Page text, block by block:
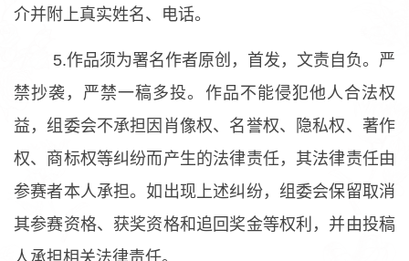
介并附上真实姓名、电话。
5.作品须为署名作者原创，首发，文责自负。严
禁抄袭，严禁一稿多投。作品不能侵犯他人合法权
益，组委会不承担因肖像权、名誉权、隐私权、著作
权、商标权等纠纷而产生的法律责任，其法律责任由
参赛者本人承担。如出现上述纠纷，组委会保留取消
其参赛资格、获奖资格和追回奖金等权利，并由投稿
人承担相关法律责任。